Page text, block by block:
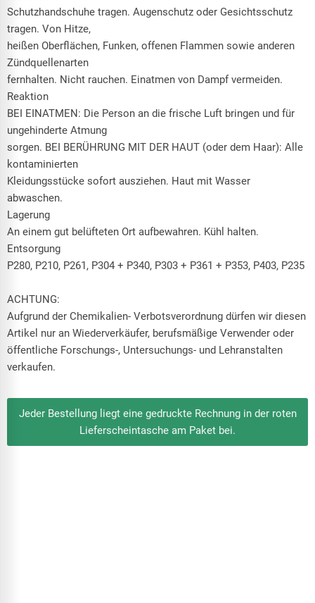
Schutzhandschuhe tragen. Augenschutz oder Gesichtsschutz
tragen. Von Hitze,
heißen Oberflächen, Funken, offenen Flammen sowie anderen
Zündquellenarten
fernhalten. Nicht rauchen. Einatmen von Dampf vermeiden.
Reaktion
BEI EINATMEN: Die Person an die frische Luft bringen und für
ungehinderte Atmung
sorgen. BEI BERÜHRUNG MIT DER HAUT (oder dem Haar): Alle
kontaminierten
Kleidungsstücke sofort ausziehen. Haut mit Wasser
abwaschen.
Lagerung
An einem gut belüfteten Ort aufbewahren. Kühl halten.
Entsorgung
P280, P210, P261, P304 + P340, P303 + P361 + P353, P403, P235
ACHTUNG:
Aufgrund der Chemikalien- Verbotsverordnung dürfen wir diesen
Artikel nur an Wiederverkäufer, berufsmäßige Verwender oder
öffentliche Forschungs-, Untersuchungs- und Lehranstalten
verkaufen.
Jeder Bestellung liegt eine gedruckte Rechnung in der roten
Lieferscheintasche am Paket bei.